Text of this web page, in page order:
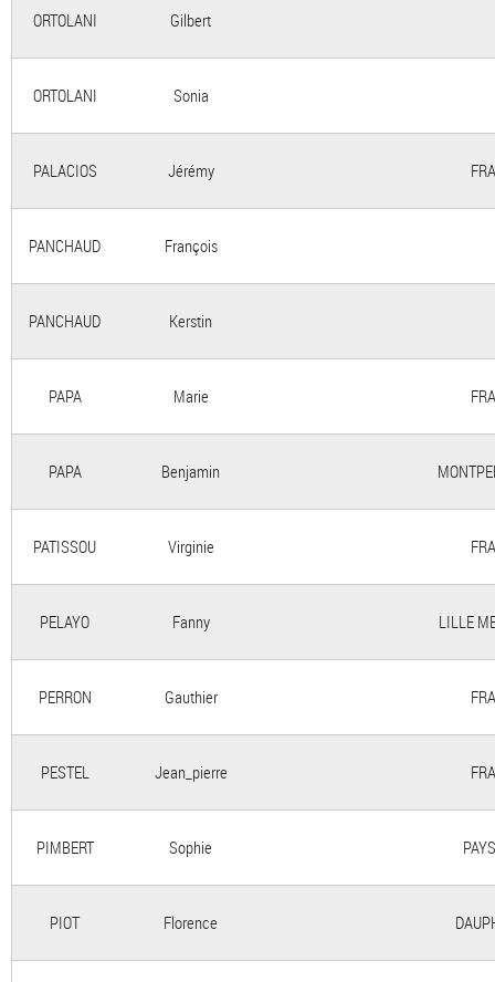
ORTOLANI Gilbert
ORTOLANI Sonia
PALACIOS Jérémy
PANCHAUD François
PANCHAUD Kerstin
PAPA Marie
PAPA Benjamin
PATISSOU Virginie
PELAYO Fanny LILLE
PERRON Gauthier
PESTEL Jean_pierre
PIMBERT Sophie
PIOT Florence